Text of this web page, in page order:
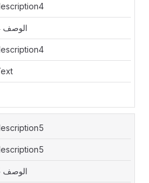
الوصف 4
الوصف 5